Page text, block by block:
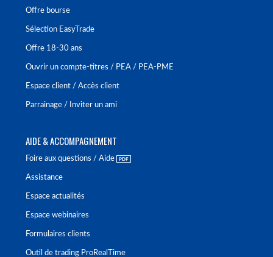
Offre bourse
Sélection EasyTrade
Offre 18-30 ans
Ouvrir un compte-titres / PEA / PEA-PME
Espace client / Accès client
Parrainage / Inviter un ami
AIDE & ACCOMPAGNEMENT
Foire aux questions / Aide
Assistance
Espace actualités
Espace webinaires
Formulaires clients
Outil de trading ProRealTime